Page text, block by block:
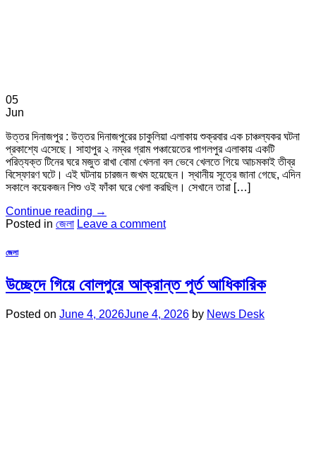
05
Jun
উত্তর দিনাজপুর : উত্তর দিনাজপুরের চাকুলিয়া এলাকায় শুক্রবার এক চাঞ্চল্যকর ঘটনা
প্রকাশ্যে এসেছে। সাহাপুর ২ নম্বর গ্রাম পঞ্চায়েতের পাগলপুর এলাকায় একটি
পরিত্যক্ত টিনের ঘরে মজুত রাখা বোমা খেলনা বল ভেবে খেলতে গিয়ে আচমকাই তীব্র
বিস্ফোরণ ঘটে। এই ঘটনায় চারজন জখম হয়েছেন। স্থানীয় সূত্রে জানা গেছে, এদিন
সকালে কয়েকজন শিশু ওই ফাঁকা ঘরে খেলা করছিল। সেখানে তারা […]
Continue reading →
Posted in জেলা Leave a comment
জেলা
উচ্ছেদে গিয়ে বোলপুরে আক্রান্ত পূর্ত আধিকারিক
Posted on June 4, 2026June 4, 2026 by News Desk